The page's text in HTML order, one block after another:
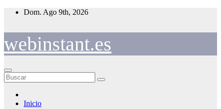
Saltar
Dom. Ago 9th, 2026
webinstant.es
Inicio